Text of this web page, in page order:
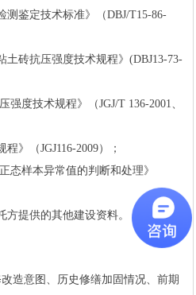
测鉴定技术标准》（DBJ/T15-86-
土砖抗压强度技术规程》(DBJ13-73-
度技术规程》（JGJ/T 136-2001、
》（JGJ116-2009）；
态样本异常值的判断和处理》
提供的其他建设资料。
造意图、历史修缮加固情况、前期